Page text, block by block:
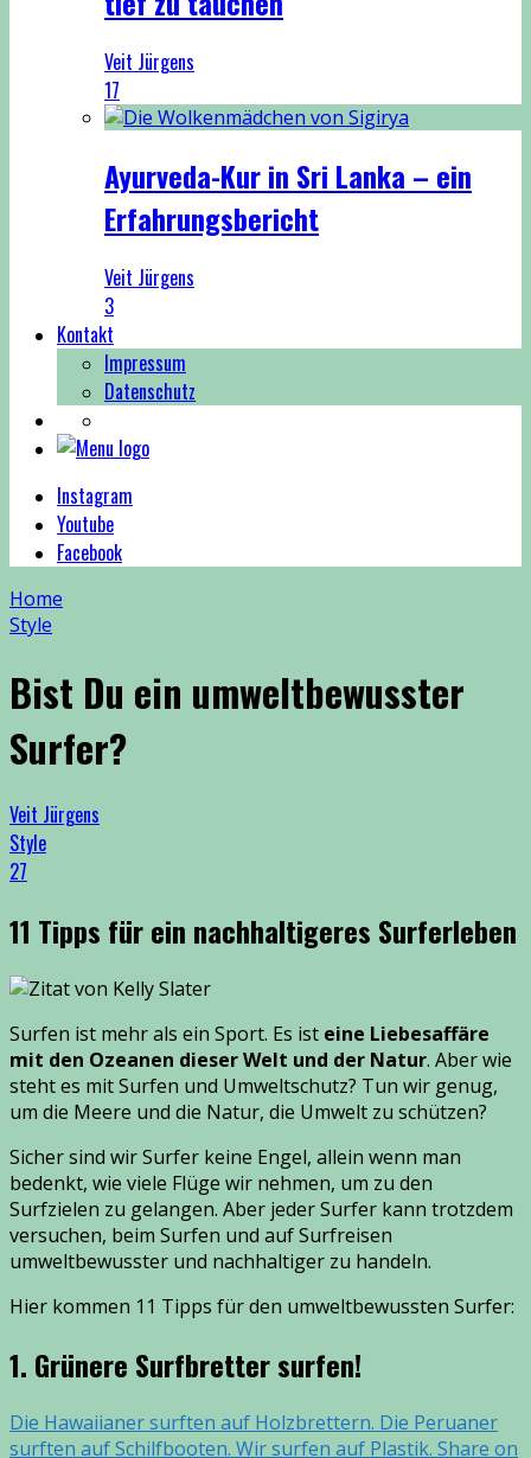
Veit Jürgens
17
Ayurveda-Kur in Sri Lanka – ein
Erfahrungsbericht
Veit Jürgens
3
Kontakt
Impressum
Datenschutz
Instagram
Youtube
Facebook
Home
Style
Bist Du ein umweltbewusster
Surfer?
Veit Jürgens
Style
27
11 Tipps für ein nachhaltigeres Surferleben
Surfen ist mehr als ein Sport. Es ist eine Liebesaffäre
mit den Ozeanen dieser Welt und der Natur. Aber wie
steht es mit Surfen und Umweltschutz? Tun wir genug,
um die Meere und die Natur, die Umwelt zu schützen?
Sicher sind wir Surfer keine Engel, allein wenn man
bedenkt, wie viele Flüge wir nehmen, um zu den
Surfzielen zu gelangen. Aber jeder Surfer kann trotzdem
versuchen, beim Surfen und auf Surfreisen
umweltbewusster und nachhaltiger zu handeln.
Hier kommen 11 Tipps für den umweltbewussten Surfer:
1. Grünere Surfbretter surfen!
Die Hawaiianer surften auf Holzbrettern. Die Peruaner
surften auf Schilfbooten. Wir surfen auf Plastik. Share on